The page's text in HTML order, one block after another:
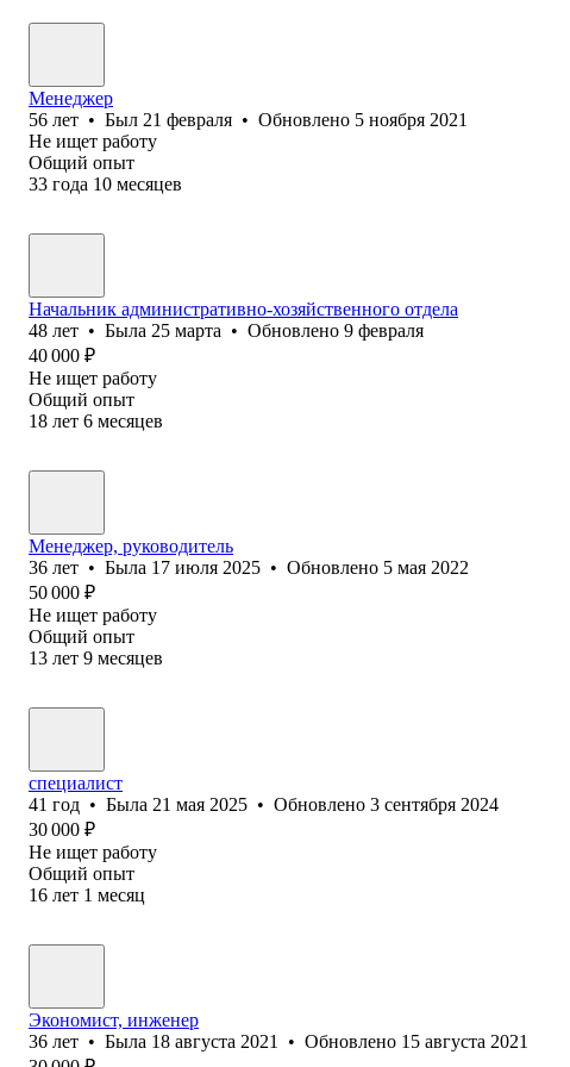
Менеджер
56 лет • Был 21 февраля • Обновлено 5 ноября 2021
Не ищет работу
Общий опыт
33 года 10 месяцев
Начальник административно-хозяйственного отдела
48 лет • Была 25 марта • Обновлено 9 февраля
40 000 ₽
Не ищет работу
Общий опыт
18 лет 6 месяцев
Менеджер, руководитель
36 лет • Была 17 июля 2025 • Обновлено 5 мая 2022
50 000 ₽
Не ищет работу
Общий опыт
13 лет 9 месяцев
специалист
41 год • Была 21 мая 2025 • Обновлено 3 сентября 2024
30 000 ₽
Не ищет работу
Общий опыт
16 лет 1 месяц
Экономист, инженер
36 лет • Была 18 августа 2021 • Обновлено 15 августа 2021